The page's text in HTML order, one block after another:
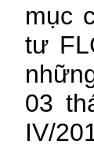
mục
tư
03
IV/